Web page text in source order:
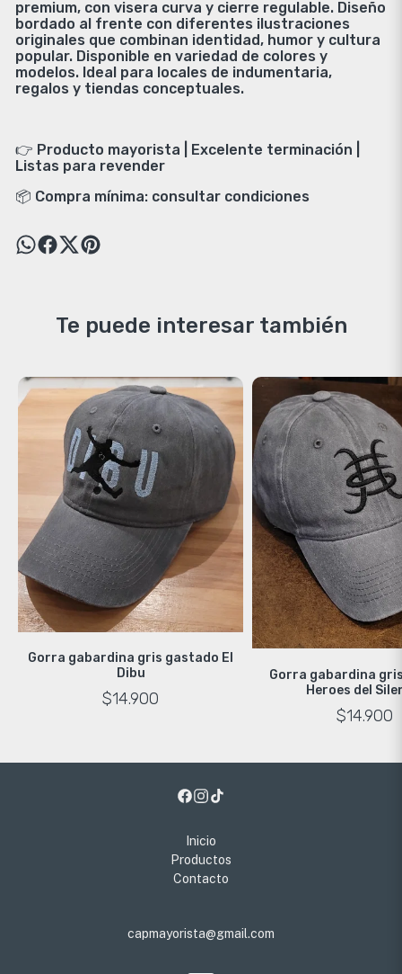
premium, con visera curva y cierre regulable. Diseño
bordado al frente con diferentes ilustraciones
originales que combinan identidad, humor y cultura
popular. Disponible en variedad de colores y
modelos. Ideal para locales de indumentaria,
regalos y tiendas conceptuales.
👉 Producto mayorista | Excelente terminación |
Listas para revender
📦 Compra mínima: consultar condiciones
Te puede interesar también
Gorra gabardina gris gastado El
Dibu
$14.900
Gorra gabardina
Heroes del
$14.900
Inicio
Productos
Contacto
capmayorista@gmail.com